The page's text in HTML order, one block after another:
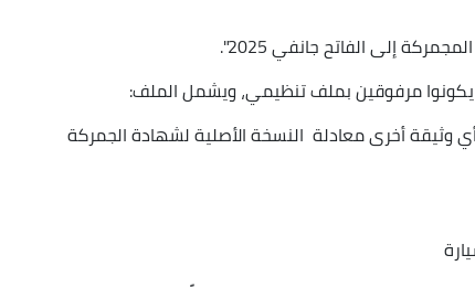
إلى الفاتح جانفي 2025".
يكونوا مرفوقين بملف تنظيمي، ويشمل الملف:
وثيقة أخرى معادلة النسخة الأصلية لشهادة الجمركة